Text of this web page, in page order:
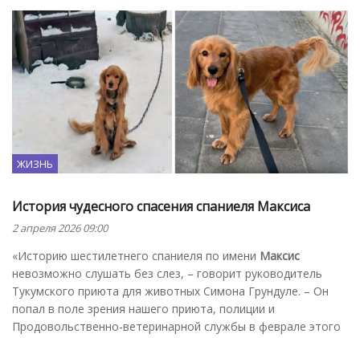
ЖИЗНЬ
История чудесного спасения спаниеля Максиса
2 апреля 2026 09:00
«Историю шестилетнего спаниеля по имени Максис
невозможно слушать без слез, – говорит руководитель
Тукумского приюта для животных Симона Грундуле. – Он
попал в поле зрения нашего приюта, полиции и
Продовольственно-ветеринарной службы в феврале этого